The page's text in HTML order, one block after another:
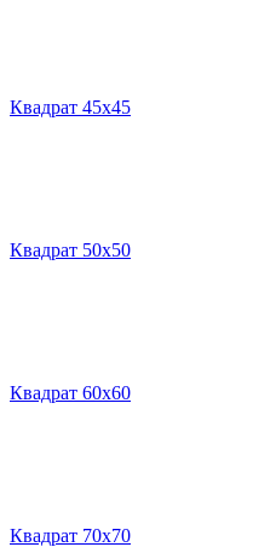
Квадрат 45х45
Квадрат 50х50
Квадрат 60х60
Квадрат 70х70